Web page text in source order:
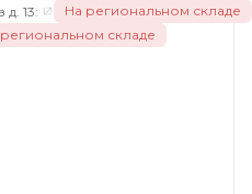
13:
На региональном складе
складе